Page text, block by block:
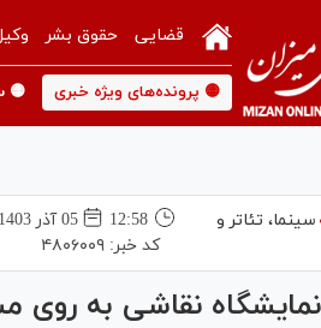
قضایی حقوق بشر
🟡 پرونده‌های ویژه خبری 🟡
سینما،‌ تئاتر و
12:58
05 آذر 1403
کد خبر: ۴۸۰۶۰۰۹
نقاشی به روی